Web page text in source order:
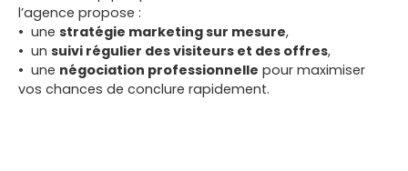
l’agence propose :
unestratégie marketing sur mesure,
unsuivi régulier des visiteurs et des offres,
une négociation professionnelle pour maximiser
vos chances de conclure rapidement.